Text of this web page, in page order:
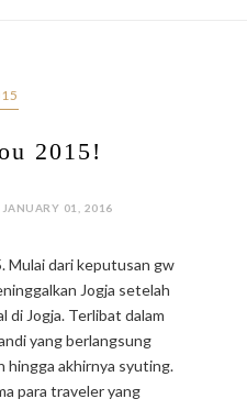
2015!
01, 2016
Mulai dari keputusan gw
Jogja setelah
di Jogja. Terlibat dalam
yang berlangsung
hingga akhirnya syuting.
para traveler yang